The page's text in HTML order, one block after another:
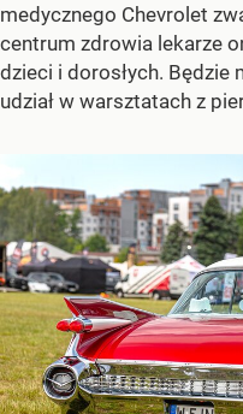
medycznego Chevrolet
centrum zdrowia lekarze
dzieci i dorosłych. Będzie
udział w warsztatach z